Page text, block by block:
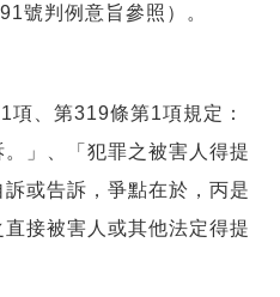
號判例意旨參照）。
、第319條第1項規定：
。」、「犯罪之被害人得提
或告訴，爭點在於，丙是
接被害人或其他法定得提